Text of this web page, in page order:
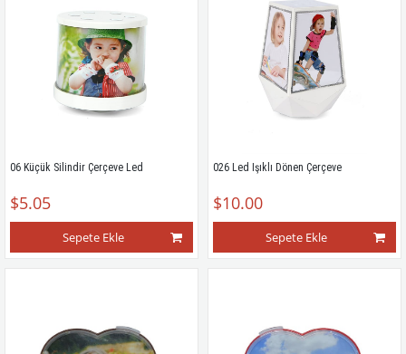
06 Küçük Silindir Çerçeve Led
$5.05
Sepete Ekle
026 Led Işıklı Dönen Çerçeve
$10.00
Sepete Ekle